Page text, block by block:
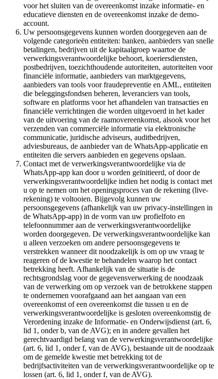
voor het sluiten van de overeenkomst inzake informatie- en
educatieve diensten en de overeenkomst inzake de demo-
account.
Uw persoonsgegevens kunnen worden doorgegeven aan de
volgende categorieën entiteiten: banken, aanbieders van snelle
betalingen, bedrijven uit de kapitaalgroep waartoe de
verwerkingsverantwoordelijke behoort, koeriersdiensten,
postbedrijven, toezichthoudende autoriteiten, autoriteiten voor
financiële informatie, aanbieders van marktgegevens,
aanbieders van tools voor fraudepreventie en AML, entiteiten
die beleggingsfondsen beheren, leveranciers van tools,
software en platforms voor het afhandelen van transacties en
financiële verrichtingen die worden uitgevoerd in het kader
van de uitvoering van de raamovereenkomst, alsook voor het
verzenden van commerciële informatie via elektronische
communicatie, juridische adviseurs, auditbedrijven,
adviesbureaus, de aanbieder van de WhatsApp-applicatie en
entiteiten die servers aanbieden en gegevens opslaan.
Contact met de verwerkingsverantwoordelijke via de
WhatsApp-app kan door u worden geïnitieerd, of door de
verwerkingsverantwoordelijke indien het nodig is contact met
u op te nemen om het openingsproces van de rekening (live-
rekening) te voltooien. Bijgevolg kunnen uw
persoonsgegevens (afhankelijk van uw privacy-instellingen in
de WhatsApp-app) in de vorm van uw profielfoto en
telefoonnummer aan de verwerkingsverantwoordelijke
worden doorgegeven. De verwerkingsverantwoordelijke kan
u alleen verzoeken om andere persoonsgegevens te
verstrekken wanneer dit noodzakelijk is om op uw vraag te
reageren of de kwestie te behandelen waarop het contact
betrekking heeft. Afhankelijk van de situatie is de
rechtsgrondslag voor de gegevensverwerking de noodzaak
van de verwerking om op verzoek van de betrokkene stappen
te ondernemen voorafgaand aan het aangaan van een
overeenkomst of een overeenkomst die tussen u en de
verwerkingsverantwoordelijke is gesloten overeenkomstig de
Verordening inzake de Informatie- en Onderwijsdienst (art. 6,
lid 1, onder b, van de AVG); en in andere gevallen het
gerechtvaardigd belang van de verwerkingsverantwoordelijke
(art. 6, lid 1, onder f, van de AVG), bestaande uit de noodzaak
om de gemelde kwestie met betrekking tot de
bedrijfsactiviteiten van de verwerkingsverantwoordelijke op te
lossen (art. 6, lid 1, onder f, van de AVG).